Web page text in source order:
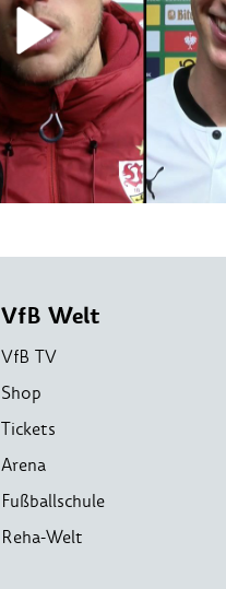
VfB Welt
VfB TV
Shop
Tickets
Arena
Fußballschule
Reha-Welt